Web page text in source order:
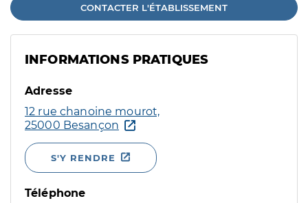
CONTACTER L'ÉTABLISSEMENT
INFORMATIONS PRATIQUES
Adresse
12 rue chanoine mourot,
25000 Besançon
S'Y RENDRE
Téléphone